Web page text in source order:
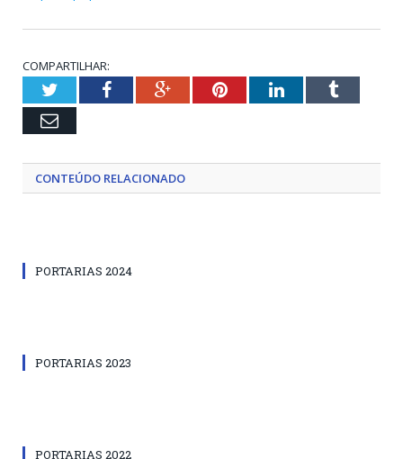
COMPARTILHAR:
TwitterFacebookGoogle+PinterestLinkedInTumblr
Email
CONTEÚDO RELACIONADO
PORTARIAS 2024
PORTARIAS 2023
PORTARIAS 2022